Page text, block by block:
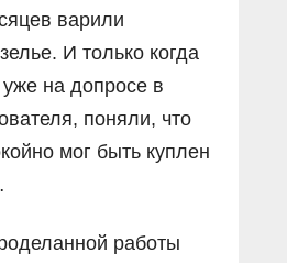
варили
И только когда
на допросе в
поняли, что
мог быть куплен
работы